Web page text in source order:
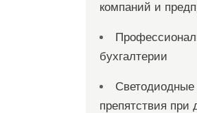
компаний и
бухгалтерии
Светодиодные
препятствия при